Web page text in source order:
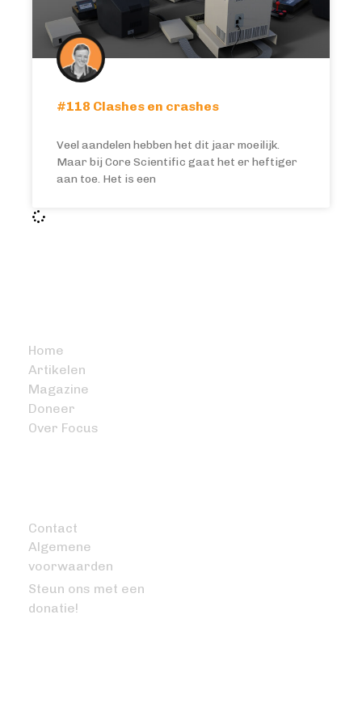
#118 Clashes en crashes
Veel aandelen hebben het dit jaar moeilijk.
Maar bij Core Scientific gaat het er heftiger
aan toe. Het is een
Home
Artikelen
Magazine
Doneer
Over Focus
Contact
Algemene
voorwaarden
Steun ons met een
donatie!